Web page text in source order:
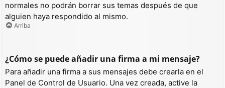
normales no podrán borrar sus temas después de que
alguien haya respondido al mismo.
Arriba
¿Cómo se puede añadir una firma a mi mensaje?
Para añadir una firma a sus mensajes debe crearla en el
Panel de Control de Usuario. Una vez creada, active la